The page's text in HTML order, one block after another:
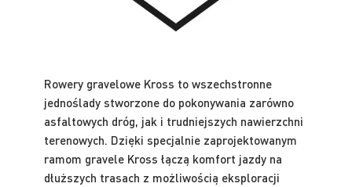
Rowery gravelowe Kross to wszechstronne
jednoślady stworzone do pokonywania zarówno
asfaltowych dróg, jak i trudniejszych nawierzchni
terenowych. Dzięki specjalnie zaprojektowanym
ramom gravele Kross łączą komfort jazdy na
dłuższych trasach z możliwością eksploracji